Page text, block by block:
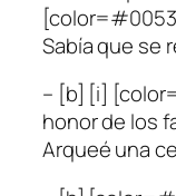
Sabía que se
– [b] [i]
honor de los
Arqueé una